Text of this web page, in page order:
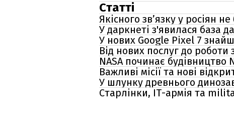
Статті
Якісного зв’язку у росіян
У даркнеті з'явилася база
У нових Google Pixel 7
Від нових послуг до роботи
NASA починає
Важливі місії та нові
У шлунку древнього
Старлінки, ІТ-армія та